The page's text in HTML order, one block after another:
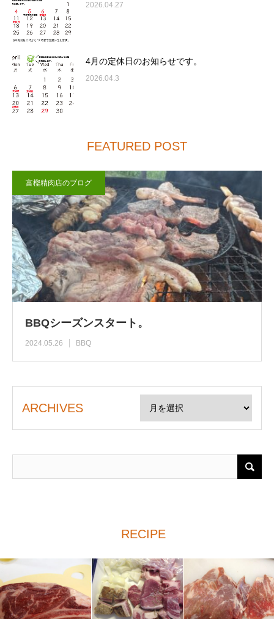
2026.04.27
4月の定休日のお知らせです。
2026.04.3
FEATURED POST
富樫精肉店のブログ
BBQシーズンスタート。
2024.05.26 BBQ
ARCHIVES
RECIPE